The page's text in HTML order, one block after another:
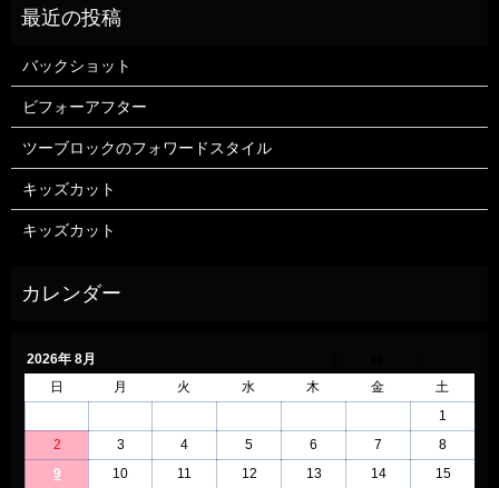
バックショット
ビフォーアフター
ツーブロックのフォワードスタイル
キッズカット
キッズカット
2026年 8月
日
月 火 水 木 金
土
1
2
3 4 5 6 7
8
9
10 11 12 13 14
15